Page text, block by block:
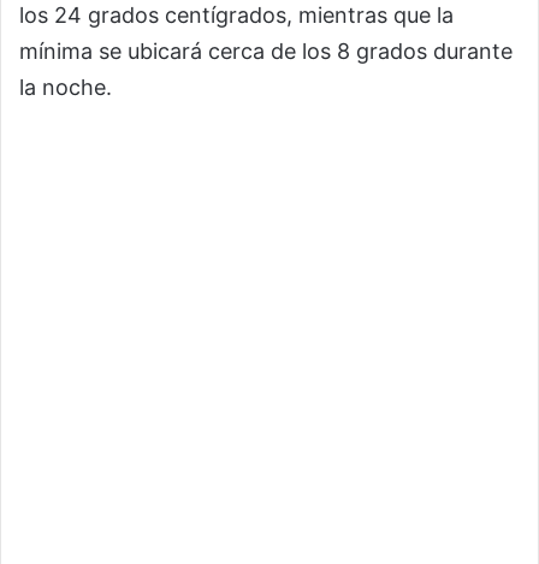
los 24 grados centígrados, mientras que la
mínima se ubicará cerca de los 8 grados durante
la noche.